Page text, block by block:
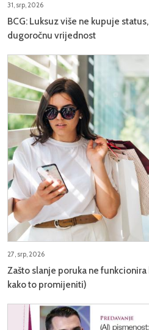
31, srp, 2026
BCG: Luksuz više ne kupuje
dugoročnu vrijednost
27, srp, 2026
Zašto slanje poruka ne
kako to promijeniti)